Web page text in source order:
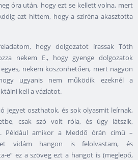
óra után, hogy ezt se kellett volna, mert
azt hittem, hogy a sziréna akasztotta
hogy dolgozatot írassak Tóth
nekem E., hogy gyenge dolgozatok
nekem köszönhetően, mert nagyon
ugyanis nem működik ezeknél a
kell a vázlatot.
jegyet oszthatok, és sok olyasmit leírnak,
csak szó volt róla, és úgy látszik,
Például amikor a Meddő órán című –
vidám hangon is felolvastam, és
e” ez a szöveg ezt a hangot is (meglepő,